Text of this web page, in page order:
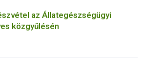
az Állategészségügyi
közgyűlésén